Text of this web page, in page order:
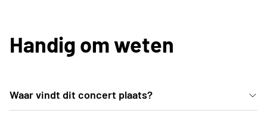
Handig om weten
Waar vindt dit concert plaats?